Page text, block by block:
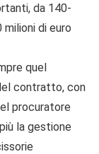
da 140-
milioni di euro
quel
contratto, con
procuratore
la gestione